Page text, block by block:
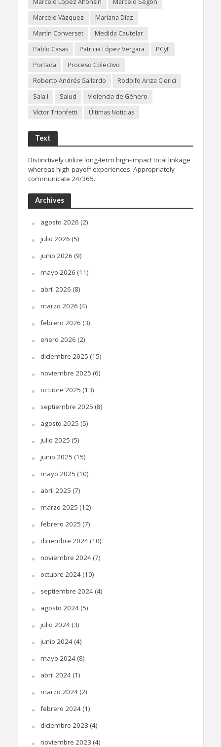
Marcelo Vázquez
Mariana Díaz
Martín Converset
Medida Cautelar
Pablo Casas
Patricia López Vergara
PCyF
Portada
Proceso Colectivo
Roberto Andrés Gallardo
Rodolfo Ariza Clerici
Sala I
Salud
Violencia de Género
Víctor Trionfetti
Últimas Noticias
Text
Distinctively utilize long-term high-impact total linkage
whereas high-payoff experiences. Appropriately
communicate 24/365.
Archives
agosto 2026 (2)
julio 2026 (5)
junio 2026 (9)
mayo 2026 (11)
abril 2026 (8)
marzo 2026 (4)
febrero 2026 (3)
enero 2026 (2)
diciembre 2025 (15)
noviembre 2025 (6)
octubre 2025 (13)
septiembre 2025 (8)
agosto 2025 (5)
julio 2025 (5)
junio 2025 (15)
mayo 2025 (10)
abril 2025 (7)
marzo 2025 (12)
febrero 2025 (7)
diciembre 2024(10)
noviembre 2024(7)
octubre 2024(10)
septiembre 2024(4)
agosto 2024(5)
julio 2024(3)
junio 2024(4)
mayo 2024(8)
abril 2024(1)
marzo 2024(2)
febrero 2024(1)
diciembre 2023 (4)
noviembre 2023 (4)